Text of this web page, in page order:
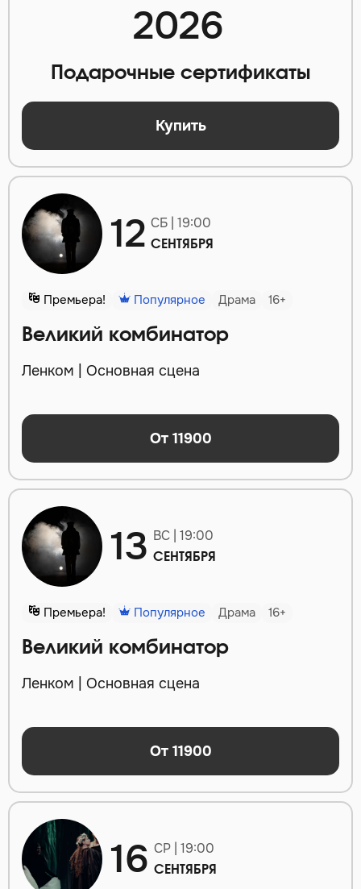
2026
Подарочные сертификаты
Купить
12 СБ | 19:00
СЕНТЯБРЯ
Премьера! Популярное Драма 16+
Великий комбинатор
Ленком | Основная сцена
От 11900
13 ВС | 19:00
СЕНТЯБРЯ
Премьера! Популярное Драма 16+
Великий комбинатор
Ленком | Основная сцена
От 11900
16 СР | 19:00
СЕНТЯБРЯ